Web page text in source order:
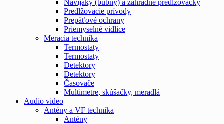
Navijáky (bubny) a záhradné predlžovačky
Predlžovacie prívody
Prepäťové ochrany
Priemyselné vidlice
Meracia technika
Termostaty
Termostaty
Detektory
Detektory
Časovače
Multimetre, skúšačky, meradlá
Audio video
Antény a VF technika
Antény